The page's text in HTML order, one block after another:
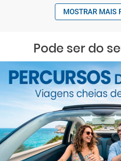
MOSTRAR MAIS
Pode ser do